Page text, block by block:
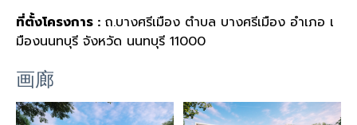
ที่ตั้งโครงการ : ถ.บางศรีเมือง ตำบล บางศรีเมือง อำเภอ เ
มืองนนทบุรี จังหวัด นนทบุรี 11000
画廊